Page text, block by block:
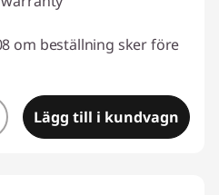
om beställning sker före
Lägg till i kundvagn